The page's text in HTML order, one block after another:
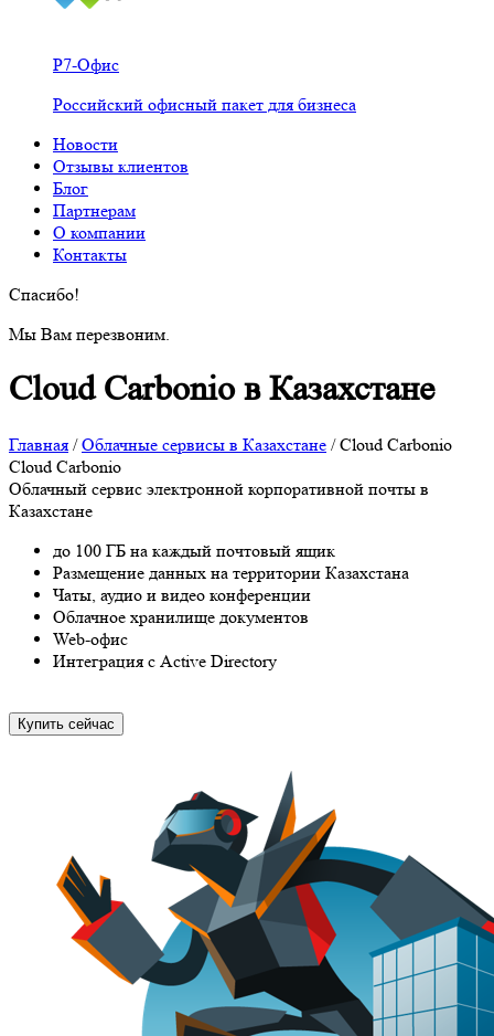
Р7-Офис
Российский офисный пакет для бизнеса
Новости
Отзывы клиентов
Блог
Партнерам
О компании
Контакты
Спасибо!
Мы Вам перезвоним.
Cloud Carbonio в Казахстане
Главная /Облачные сервисы в Казахстане /Cloud Carbonio
Cloud Carbonio
Облачный сервис электронной корпоративной почты в
Казахстане
до 100 ГБ на каждый почтовый ящик
Размещение данных на территории Казахстана
Чаты, аудио и видео конференции
Облачное хранилище документов
Web-офис
Интеграция с Active Directory
Купить сейчас